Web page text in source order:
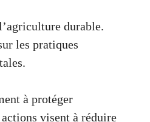
durable.
les pratiques
à protéger
visent à réduire